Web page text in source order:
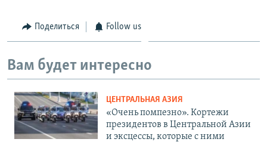
Поделиться Follow us
Вам будет интересно
ЦЕНТРАЛЬНАЯ АЗИЯ
«Очень помпезно». Кортежи
президентов в Центральной Азии
и эксцессы, которые с ними